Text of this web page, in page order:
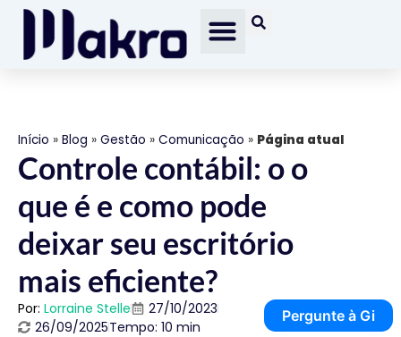
Início » Blog » Gestão » Comunicação » Página atual
Controle contábil: o o
que é e como pode
deixar seu escritório
mais eficiente?
Por: Lorraine Stelle
27/10/2023
26/09/2025Tempo: 10 min
Pergunte à Gi